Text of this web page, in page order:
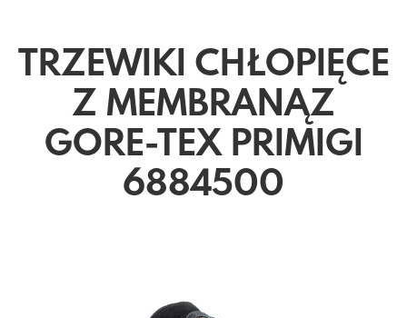
TRZEWIKI CHŁOPIĘCE
Z MEMBRANĄZ
GORE-TEX PRIMIGI
6884500